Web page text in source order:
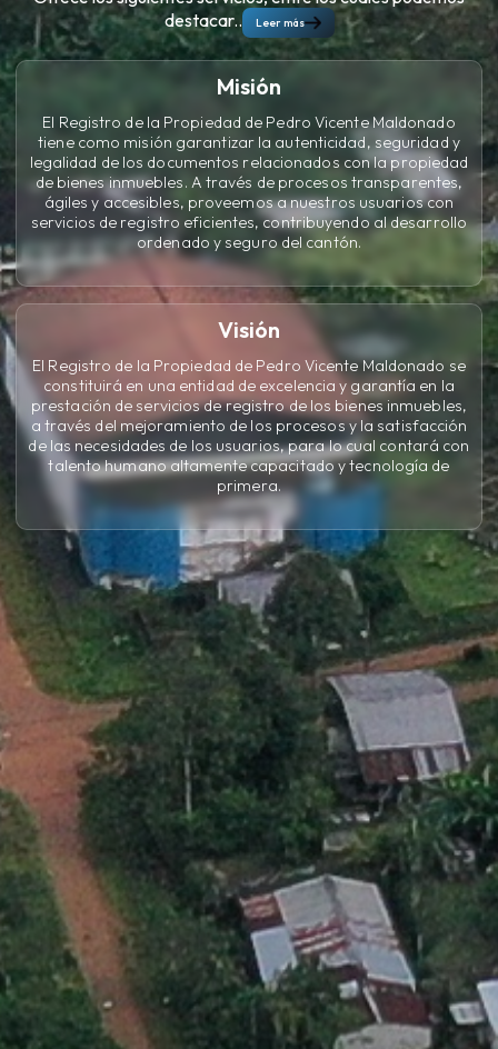
destacar..
Leer más
Misión
El Registro de la Propiedad de Pedro Vicente Maldonado
tiene como misión garantizar la autenticidad, seguridad y
legalidad de los documentos relacionados con la propiedad
de bienes inmuebles. A través de procesos transparentes,
ágiles y accesibles, proveemos a nuestros usuarios con
servicios de registro eficientes, contribuyendo al desarrollo
ordenado y seguro del cantón.
Visión
El Registro de la Propiedad de Pedro Vicente Maldonado se
constituirá en una entidad de excelencia y garantía en la
prestación de servicios de registro de los bienes inmuebles,
a través del mejoramiento de los procesos y la satisfacción
de las necesidades de los usuarios, para lo cual contará con
talento humano altamente capacitado y tecnología de
primera.